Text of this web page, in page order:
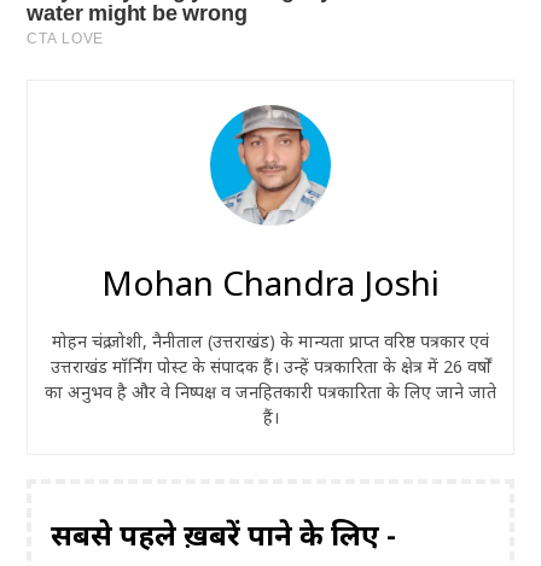
Mohan Chandra Joshi
मोहन चंद्र जोशी, नैनीताल (उत्तराखंड) के मान्यता प्राप्त वरिष्ठ पत्रकार एवं
उत्तराखंड मॉर्निंग पोस्ट के संपादक हैं। उन्हें पत्रकारिता के क्षेत्र में 26 वर्षों
का अनुभव है और वे निष्पक्ष व जनहितकारी पत्रकारिता के लिए जाने जाते
हैं।
सबसे पहले ख़बरें पाने के लिए -